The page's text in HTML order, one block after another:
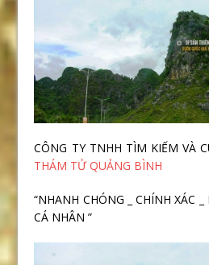
CÔNG TY TNHH TÌM KIẾM VÀ
THÁM TỬ QUẢNG BÌNH
“NHANH CHÓNG _ CHÍNH XÁC
CÁ NHÂN ”